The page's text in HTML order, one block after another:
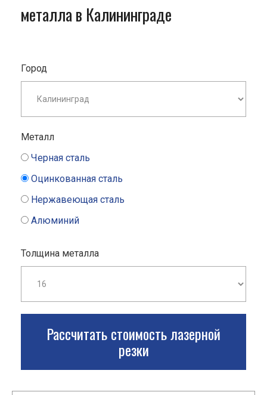
металла в Калининграде
Город
Металл
Черная сталь
Оцинкованная сталь
Нержавеющая сталь
Алюминий
Толщина металла
Рассчитать стоимость лазерной
резки